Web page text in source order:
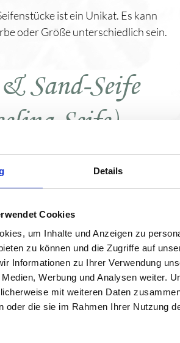
Details
Cookies
um Inhalte und Anzeigen zu
zu können und die Zugriffe auf
Informationen zu Ihrer Verwendung
Werbung und Analysen weiter.
mit weiteren Daten
oder die sie im Rahmen Ihrer Nutzung
ist ein Unikat. Es kann
oder Größe unterschiedlich sein.
Sand-Seife
Seife)